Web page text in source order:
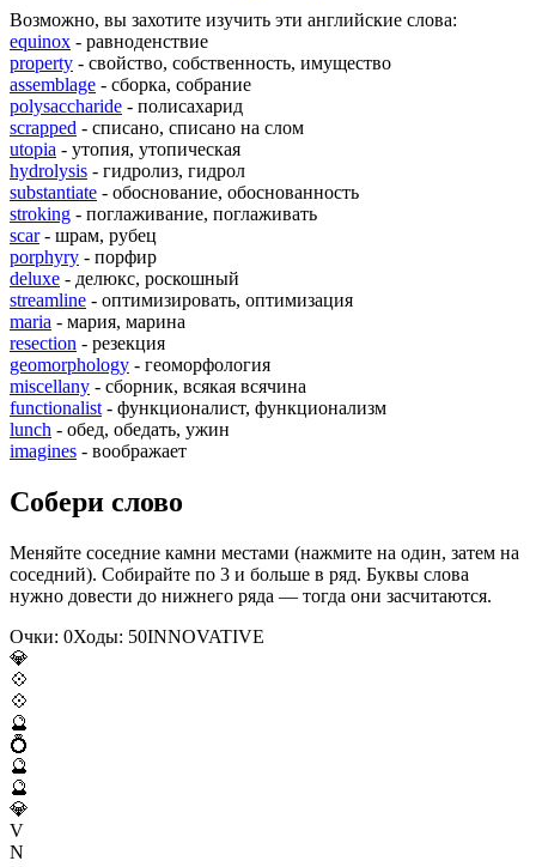
Возможно, вы захотите изучить эти английские слова:
equinox - равноденствие
property - свойство, собственность, имущество
assemblage - сборка, собрание
polysaccharide - полисахарид
scrapped - списано, списано на слом
utopia - утопия, утопическая
hydrolysis - гидролиз, гидрол
substantiate - обоснование, обоснованность
stroking - поглаживание, поглаживать
scar- шрам, рубец
porphyry - порфир
deluxe - делюкс, роскошный
streamline - оптимизировать, оптимизация
maria - мария, марина
resection - резекция
geomorphology - геоморфология
miscellany - сборник, всякая всячина
functionalist - функционалист, функционализм
lunch - обед, обедать, ужин
imagines - воображает
Собери слово
Меняйте соседние камни местами (нажмите на один, затем на
соседний). Собирайте по 3 и больше в ряд. Буквы слова
нужно довести до нижнего ряда — тогда они засчитаются.
Очки: 0Ходы: 50INNOVATIVE
💎
💠
💠
🔮
💍
🔮
🔮
💎
V
N